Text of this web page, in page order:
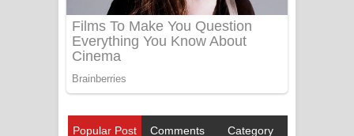
Popular Post Comments Category